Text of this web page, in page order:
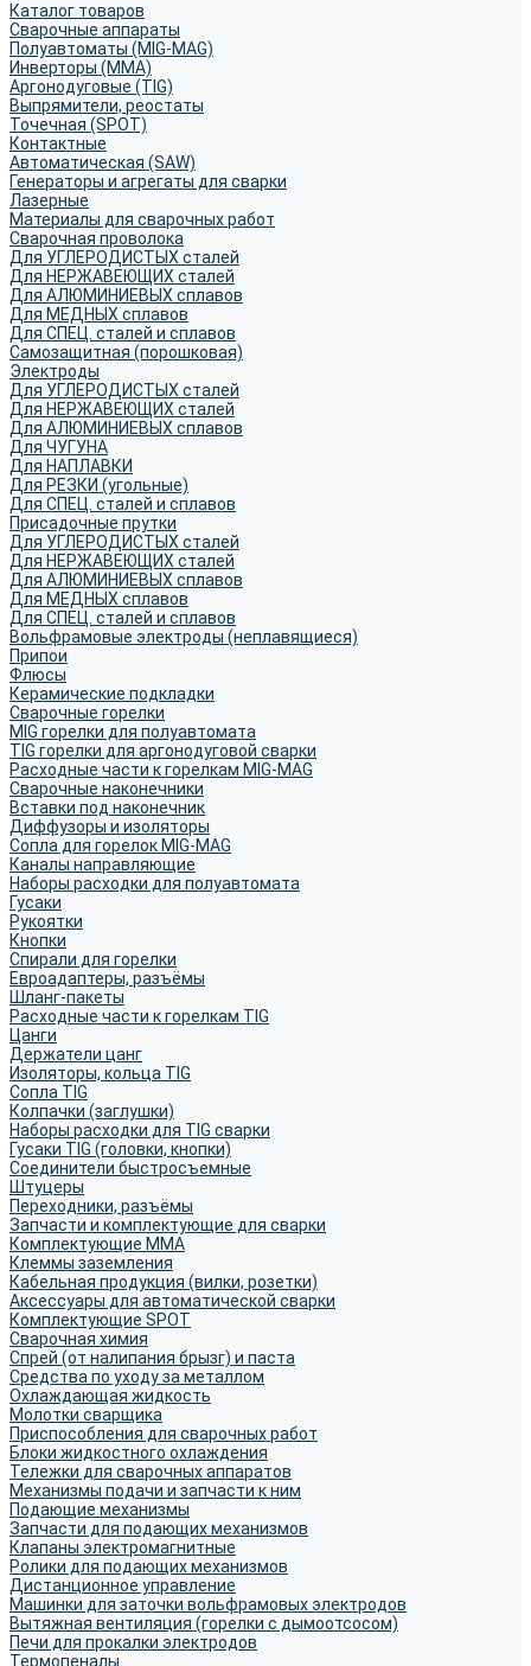
Каталог товаров
Сварочные аппараты
Полуавтоматы (MIG-MAG)
Инверторы (MMA)
Аргонодуговые (TIG)
Выпрямители, реостаты
Точечная (SPOT)
Контактные
Автоматическая (SAW)
Генераторы и агрегаты для сварки
Лазерные
Материалы для сварочных работ
Сварочная проволока
Для УГЛЕРОДИСТЫХ сталей
Для НЕРЖАВЕЮЩИХ сталей
Для АЛЮМИНИЕВЫХ сплавов
Для МЕДНЫХ сплавов
Для СПЕЦ. сталей и сплавов
Самозащитная (порошковая)
Электроды
Для УГЛЕРОДИСТЫХ сталей
Для НЕРЖАВЕЮЩИХ сталей
Для АЛЮМИНИЕВЫХ сплавов
Для ЧУГУНА
Для НАПЛАВКИ
Для РЕЗКИ (угольные)
Для СПЕЦ. сталей и сплавов
Присадочные прутки
Для УГЛЕРОДИСТЫХ сталей
Для НЕРЖАВЕЮЩИХ сталей
Для АЛЮМИНИЕВЫХ сплавов
Для МЕДНЫХ сплавов
Для СПЕЦ. сталей и сплавов
Вольфрамовые электроды (неплавящиеся)
Припои
Флюсы
Керамические подкладки
Сварочные горелки
MIG горелки для полуавтомата
TIG горелки для аргонодуговой сварки
Расходные части к горелкам MIG-MAG
Сварочные наконечники
Вставки под наконечник
Диффузоры и изоляторы
Сопла для горелок MIG-MAG
Каналы направляющие
Наборы расходки для полуавтомата
Гусаки
Рукоятки
Кнопки
Спирали для горелки
Евроадаптеры, разъёмы
Шланг-пакеты
Расходные части к горелкам TIG
Цанги
Держатели цанг
Изоляторы, кольца TIG
Сопла TIG
Колпачки (заглушки)
Наборы расходки для TIG сварки
Гусаки TIG (головки, кнопки)
Соединители быстросъемные
Штуцеры
Переходники, разъёмы
Запчасти и комплектующие для сварки
Комплектующие ММА
Клеммы заземления
Кабельная продукция (вилки, розетки)
Аксессуары для автоматической сварки
Комплектующие SPOT
Сварочная химия
Спрей (от налипания брызг) и паста
Средства по уходу за металлом
Охлаждающая жидкость
Молотки сварщика
Приспособления для сварочных работ
Блоки жидкостного охлаждения
Тележки для сварочных аппаратов
Механизмы подачи и запчасти к ним
Подающие механизмы
Запчасти для подающих механизмов
Клапаны электромагнитные
Ролики для подающих механизмов
Дистанционное управление
Машинки для заточки вольфрамовых электродов
Вытяжная вентиляция (горелки с дымоотсосом)
Печи для прокалки электродов
Термопеналы